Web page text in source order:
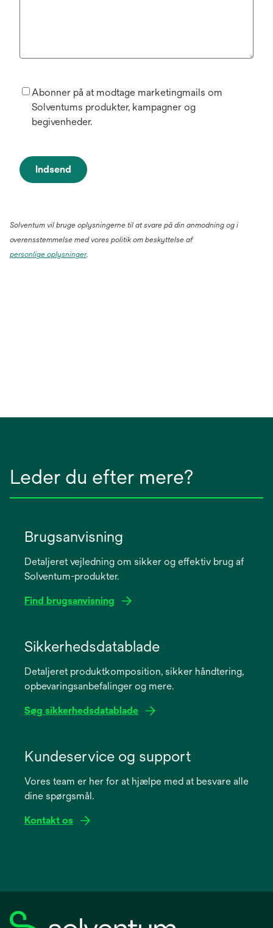
Abonner på at modtage marketingmails om
Solventums produkter, kampagner og
begivenheder.
Indsend
Solventum vil bruge oplysningerne til at svare på din anmodning og i
overensstemmelse med vores politik om beskyttelse af
personlige oplysninger.
Leder du efter mere?
Brugsanvisning
Detaljeret vejledning om sikker og effektiv brug af
Solventum-produkter.
Find brugsanvisning
new
Sikkerhedsdatablade
Detaljeret produktkomposition, sikker håndtering,
opbevaringsanbefalinger og mere.
Søg sikkerhedsdatablade
new
Kundeservice og support
Vores team er her for at hjælpe med at besvare alle
dine spørgsmål.
Kontakt os